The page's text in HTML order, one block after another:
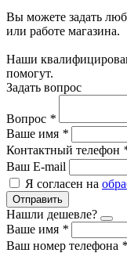
Вы можете задать
или работе магазина.
Наши
помогут.
Задать вопрос
Вопрос *
Ваше имя *
Контактный телефон
Ваш E-mail
Я согласен на
Отправить
Нашли дешевле?
Ваше имя *
Ваш номер телефона *